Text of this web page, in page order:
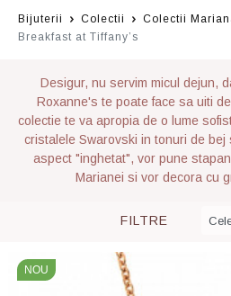
Bijuterii Colectii
Colectii
Breakfast at Tiffany’s
Desigur, nu servim micul dejun,
Roxanne's te poate face sa uiti
colectie te va apropia de o lume
cristalele Swarovski in tonuri de bej
aspect "inghetat", vor pune
Marianei si vor decora cu
FILTRE
NOU